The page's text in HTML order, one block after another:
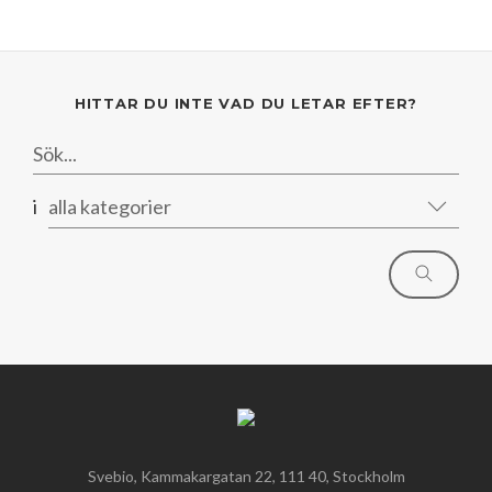
HITTAR DU INTE VAD DU LETAR EFTER?
i alla kategorier
Svebio, Kammakargatan 22, 111 40, Stockholm